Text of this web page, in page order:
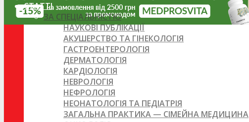
СТАТТІ
ЗА СПЕЦІАЛЬНІСТЮ
НАУКОВІ ПУБЛІКАЦІЇ
АКУШЕРСТВО ТА ГІНЕКОЛОГІЯ
ГАСТРОЕНТЕРОЛОГІЯ
ДЕРМАТОЛОГІЯ
КАРДІОЛОГІЯ
НЕВРОЛОГІЯ
НЕФРОЛОГІЯ
НЕОНАТОЛОГІЯ ТА ПЕДІАТРІЯ
ЗАГАЛЬНА ПРАКТИКА — СІМЕЙНА МЕДИЦИНА